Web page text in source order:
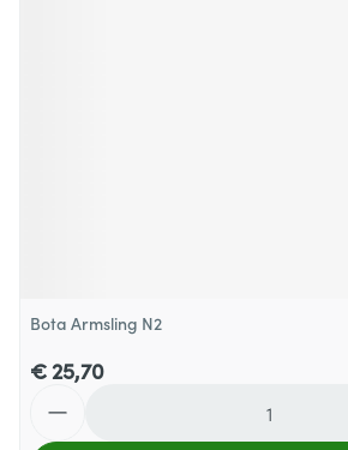
Bota Armsling N2
€ 25,70